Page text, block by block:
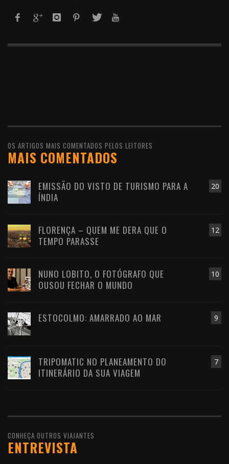
OS ARTIGOS MAIS COMENTADOS PELOS LEITORES
MAIS COMENTADOS
20
EMISSÃO DO VISTO DE TURISMO PARA A
ÍNDIA
12
FLORENÇA – QUEM ME DERA QUE O
TEMPO PARASSE
10
NUNO LOBITO, O FOTÓGRAFO QUE
OUSOU FECHAR O MUNDO
9
ESTOCOLMO: AMARRADO AO MAR
7
TRIPOMATIC NO PLANEAMENTO DO
ITINERÁRIO DA SUA VIAGEM
CONHEÇA OUTROS VIAJANTES
ENTREVISTA